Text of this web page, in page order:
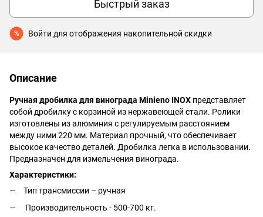
Быстрый заказ
% Войти для отображения накопительной скидки
Описание
Ручная дробилка для винограда Minieno INOX представляет
собой дробилку с корзиной из нержавеющей стали. Ролики
изготовлены из алюминия с регулируемым расстоянием
между ними 220 мм. Материал прочный, что обеспечивает
высокое качество деталей. Дробилка легка в использовании.
Предназначен для измельчения винограда.
Характеристики:
Тип трансмиссии – ручная
Производительность - 500-700 кг.